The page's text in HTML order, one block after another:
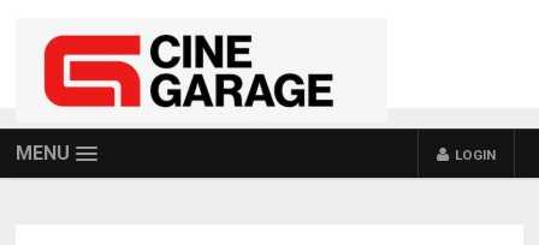
MENU LOGIN